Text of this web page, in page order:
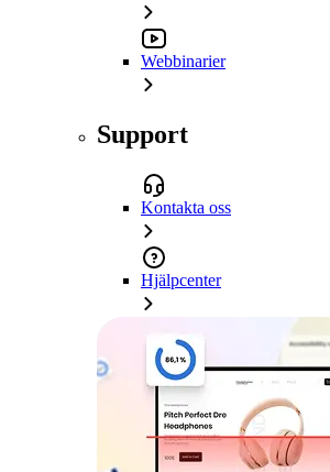
Webbinarier
Support
Kontakta oss
Hjälpcenter